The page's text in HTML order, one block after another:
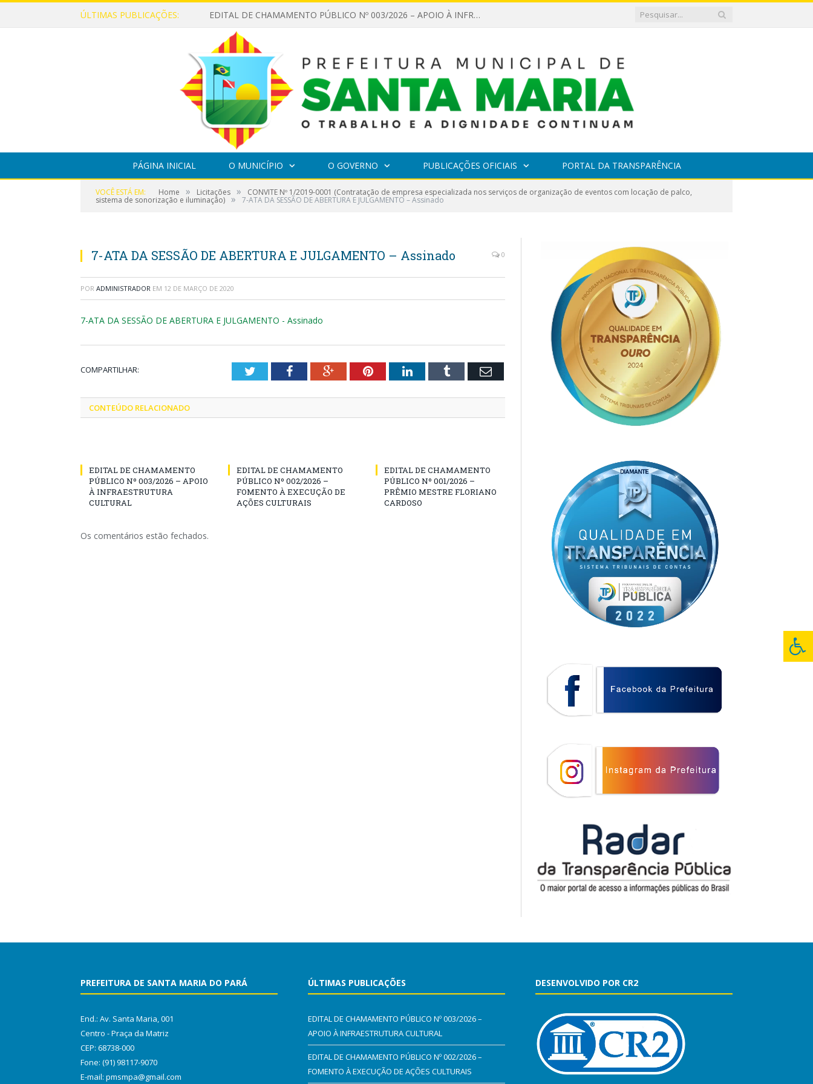
ÚLTIMAS PUBLICAÇÕES: EDITAL DE CHAMAMENTO PÚBLICO Nº 003/2026 – APOIO À INFRAESTRUTURA CULTURAL
PÁGINA INICIAL O MUNICÍPIO O GOVERNO PUBLICAÇÕES OFICIAIS PORTAL DA TRANSPARÊNCIA
VOCÊ ESTÁ EM: Home » Licitações » CONVITE Nº 1/2019-0001 (Contratação de empresa especializada nos serviços de organização de eventos com locação de palco,
sistema de sonorização e iluminação) » 7-ATA DA SESSÃO DE ABERTURA E JULGAMENTO – Assinado
7-ATA DA SESSÃO DE ABERTURA E JULGAMENTO – Assinado 0
POR ADMINISTRADOR EM 12 DE MARÇO DE 2020
7-ATA DA SESSÃO DE ABERTURA E JULGAMENTO - Assinado
COMPARTILHAR: TwitterFacebookGoogle+PinterestLinkedInTumblr Email
CONTEÚDO RELACIONADO
EDITAL DE CHAMAMENTO
PÚBLICO Nº 003/2026 – APOIO
À INFRAESTRUTURA
CULTURAL
EDITAL DE CHAMAMENTO
PÚBLICO Nº 002/2026 –
FOMENTO À EXECUÇÃO DE
AÇÕES CULTURAIS
EDITAL DE CHAMAMENTO
PÚBLICO Nº 001/2026 –
PRÊMIO MESTRE FLORIANO
CARDOSO
Os comentários estão fechados.
PREFEITURA DE SANTA MARIA DO PARÁ
End.: Av. Santa Maria, 001
Centro - Praça da Matriz
CEP: 68738-000
Fone: (91) 98117-9070
E-mail: pmsmpa@gmail.com
ÚLTIMAS PUBLICAÇÕES
EDITAL DE CHAMAMENTO PÚBLICO Nº 003/2026 –
APOIO À INFRAESTRUTURA CULTURAL
EDITAL DE CHAMAMENTO PÚBLICO Nº 002/2026 –
FOMENTO À EXECUÇÃO DE AÇÕES CULTURAIS
DESENVOLVIDO POR CR2